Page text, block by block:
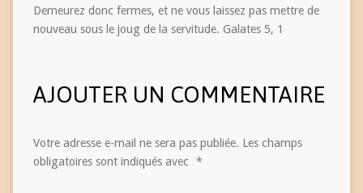
Demeurez donc fermes, et ne vous laissez pas mettre de
nouveau sous le joug de la servitude. Galates 5, 1
AJOUTER UN COMMENTAIRE
Votre adresse e-mail ne sera pas publiée. Les champs
obligatoires sont indiqués avec *